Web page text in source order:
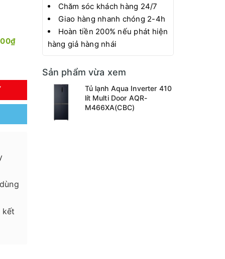
kết
Chăm sóc khách hàng 24/7
Giao hàng nhanh chóng 2-4h
Hoàn tiền 200% nếu phát hiện
hàng giả hàng nhái
Sản phẩm vừa xem
Tủ lạnh Aqua Inverter 410
lít Multi Door AQR-
M466XA(CBC)